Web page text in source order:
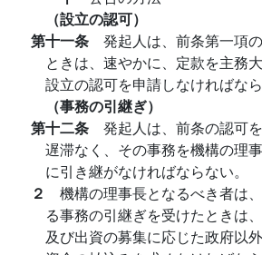
（設立の認可）
第十一条 発起人は、前条第一項
ときは、速やかに、定款を主務
設立の認可を申請しなければなら
（事務の引継ぎ）
第十二条 発起人は、前条の認可
遅滞なく、その事務を機構の理
に引き継がなければならない。
２ 機構の理事長となるべき者は
る事務の引継ぎを受けたときは
及び出資の募集に応じた政府以